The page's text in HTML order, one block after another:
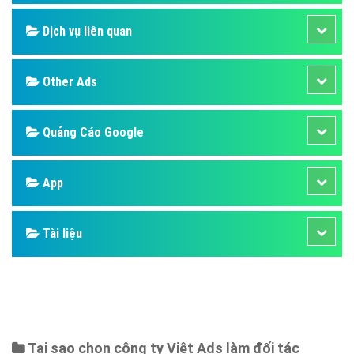
Design
SEO
Banner
Facebook
Google